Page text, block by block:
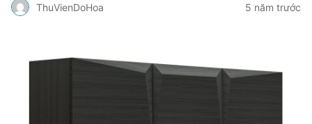
ThuVienDoHoa 5 năm trước